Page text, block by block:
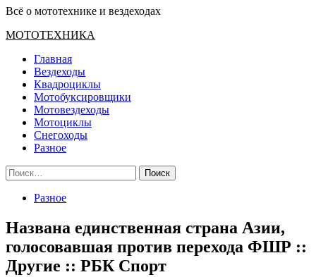
Всё о мототехнике и вездеходах
Основное
МОТОТЕХНИКА
Главная
Вездеходы
Квадроциклы
Мотобуксировщики
Мотовездеходы
Мотоциклы
Снегоходы
Разное
Найти:
Разное
Названа единственная страна Азии,
голосовавшая против перехода ФШР ::
Другие :: РБК Спорт